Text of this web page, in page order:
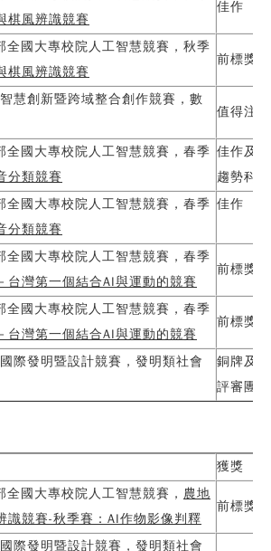
©
棋風辨識競賽
佳作
全國大專校院人工智慧競賽，秋季
棋風辨識競賽
前標獎狀
慧創新暨跨域整合創作競賽，數
值得注
全國大專校院人工智慧競賽，春季
分類競賽
佳作及
趨勢科
全國大專校院人工智慧競賽，春季
分類競賽
佳作
全國大專校院人工智慧競賽，春季
台灣第一個結合AI與運動的競賽
前標獎狀
全國大專校院人工智慧競賽，春季
台灣第一個結合AI與運動的競賽
前標獎狀
際發明暨設計競賽，發明類社會
銅牌及
評審團
獲獎
國大專校院人工智慧競賽， 農地
識競賽-秋季賽： AI作物影像判釋
前標獎狀
際發明暨設計競賽，發明類社會